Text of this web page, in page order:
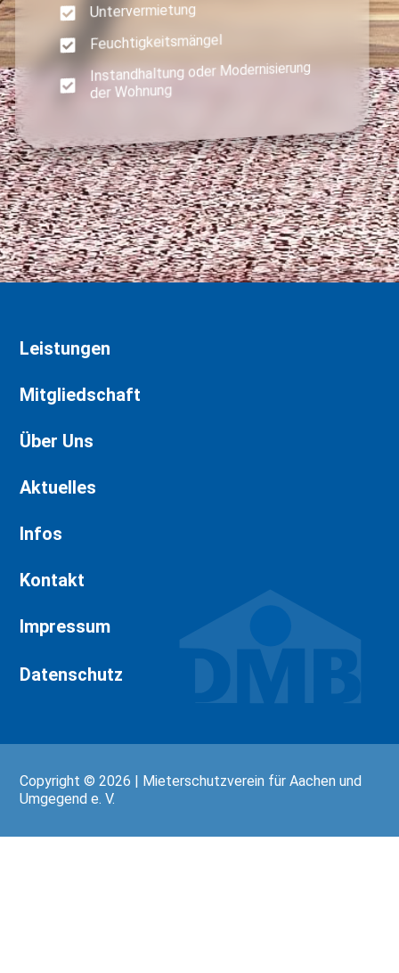
Untervermietung
Feuchtigkeitsmängel
Instandhaltung oder Modernisierung
der Wohnung
Leistungen
Mitgliedschaft
Über Uns
Aktuelles
Infos
Kontakt
Impressum
Datenschutz
Copyright © 2026 | Mieterschutzverein für Aachen und
Umgegend e. V.